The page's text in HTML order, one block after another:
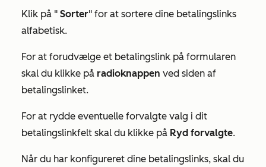
Klik på " Sorter" for at sortere dine betalingslinks
alfabetisk.
For at forudvælge et betalingslink på formularen
skal du klikke på radioknappen ved siden af
betalingslinket.
For at rydde eventuelle forvalgte valg i dit
betalingslinkfelt skal du klikke på Ryd forvalgte.
Når du har konfigureret dine betalingslinks, skal du